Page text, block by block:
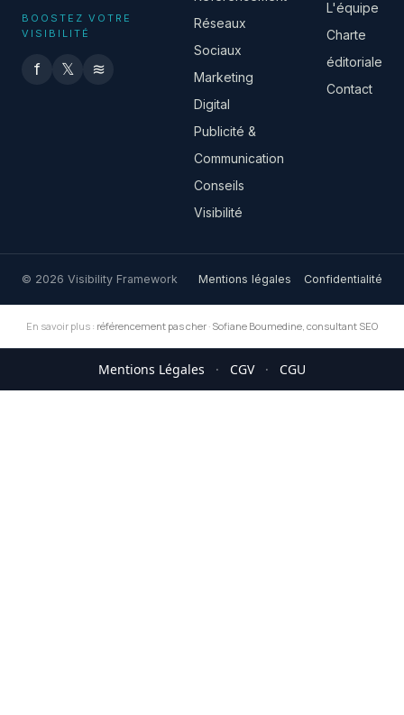
BOOSTEZ VOTRE
VISIBILITÉ
f 𝕏 ≋
Réseaux
Sociaux
Marketing
Digital
Publicité &
Communication
Conseils
Visibilité
L'équipe
Charte
éditoriale
Contact
© 2026 Visibility Framework Mentions légales Confidentialité
En savoir plus : référencement pas cher · Sofiane Boumedine, consultant SEO
Mentions Légales · CGV · CGU